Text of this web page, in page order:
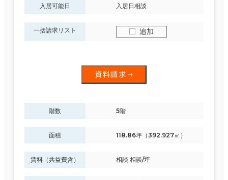
入居可能日 入居日相談
一括請求リスト 追加
資料請求
階数 5階
面積 118.86坪（392.927㎡）
賃料（共益費含） 相談 相談/坪